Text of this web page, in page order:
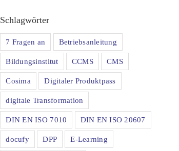
Schlagwörter
7 Fragen an Betriebsanleitung
Bildungsinstitut CCMS CMS
Cosima Digitaler Produktpass
digitale Transformation
DIN EN ISO 7010 DIN EN ISO 20607
docufy DPP E-Learning